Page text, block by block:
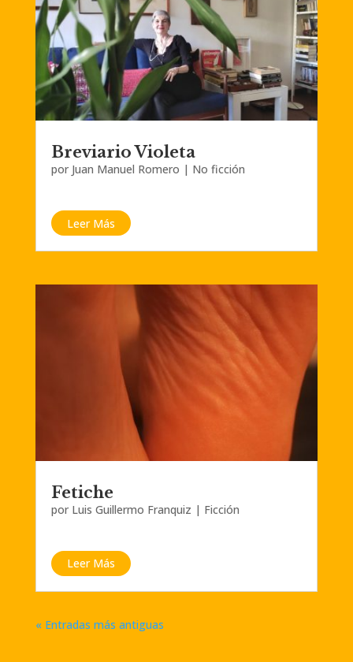
Breviario Violeta
por Juan Manuel Romero | No ficción
Leer Más
Fetiche
por Luis Guillermo Franquiz | Ficción
Leer Más
« Entradas más antiguas